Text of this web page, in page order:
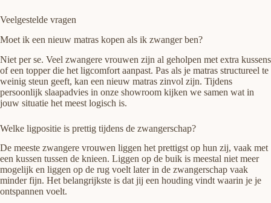
Veelgestelde vragen
Moet ik een nieuw matras kopen als ik zwanger ben?
Niet per se. Veel zwangere vrouwen zijn al geholpen met extra kussens
of een topper die het ligcomfort aanpast. Pas als je matras structureel te
weinig steun geeft, kan een nieuw matras zinvol zijn. Tijdens
persoonlijk slaapadvies in onze showroom kijken we samen wat in
jouw situatie het meest logisch is.
Welke ligpositie is prettig tijdens de zwangerschap?
De meeste zwangere vrouwen liggen het prettigst op hun zij, vaak met
een kussen tussen de knieen. Liggen op de buik is meestal niet meer
mogelijk en liggen op de rug voelt later in de zwangerschap vaak
minder fijn. Het belangrijkste is dat jij een houding vindt waarin je je
ontspannen voelt.